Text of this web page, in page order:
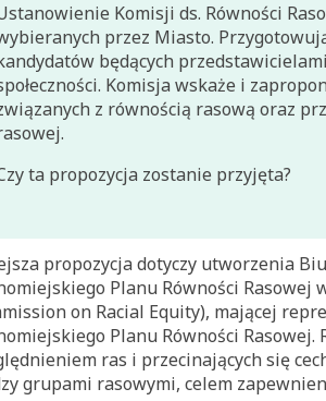
Komisji ds. Równości
przez Miasto.
będących
Komisja wskaże i
z równością rasową oraz
ta propozycja zostanie przyjęta?
propozycja dotyczy utworzenia
Planu Równości Rasowej
on Racial Equity), mającej
Planu Równości Rasowej.
ras i przecinających się
grupami rasowymi, celem